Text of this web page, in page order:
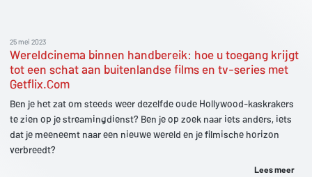
25 mei 2023
Wereldcinema binnen handbereik: hoe u toegang krijgt
tot een schat aan buitenlandse films en tv-series met
Getflix.Com
Ben je het zat om steeds weer dezelfde oude Hollywood-kaskrakers
te zien op je streamingdienst? Ben je op zoek naar iets anders, iets
dat je meeneemt naar een nieuwe wereld en je filmische horizon
verbreedt?
Lees meer